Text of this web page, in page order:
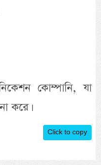
কোম্পানি, যা
করে।
Click to copy